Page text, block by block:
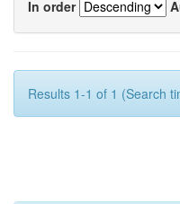
In order
Results 1-1 of 1 (Search